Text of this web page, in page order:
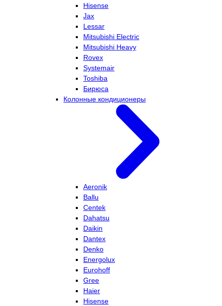
Hisense
Jax
Lessar
Mitsubishi Electric
Mitsubishi Heavy
Rovex
Systemair
Toshiba
Бирюса
Колонные кондиционеры
Aeronik
Ballu
Centek
Dahatsu
Daikin
Dantex
Denko
Energolux
Eurohoff
Gree
Haier
Hisense